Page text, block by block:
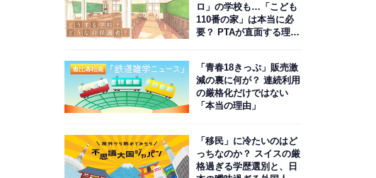
ロ」の学校も…「こども
110番の家」は本当に必
要？ PTAが直面する理想
「青春18きっぷ」販売激
減の裏に何が？ 連続利用
の厳格化だけではない
「本当の理由」
「移民」に冷たいのはど
っちなのか？ スイスの厳
格過ぎる学歴選別と、日